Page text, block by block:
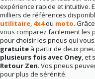
expérience rapide et intuitive.
milliers de références
utilitaire, 4x4ou moto.
vous comparez facilement les
pour choisir les pneus qui
gratuite à partir de deux
plusieurs fois avec Oney, et
Retour Zen. Vos pneus
pour plus de sérénité.